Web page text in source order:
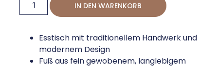
IN DEN WARENKORB
Esstisch mit traditionellem Handwerk und
modernem Design
Fuß aus fein gewobenem, langlebigem